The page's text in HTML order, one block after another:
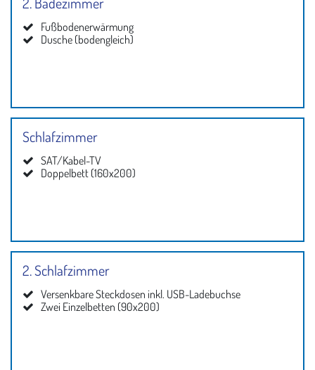
Fußbodenerwärmung
Dusche (bodengleich)
Schlafzimmer
SAT/Kabel-TV
Doppelbett (160x200)
2. Schlafzimmer
Versenkbare Steckdosen inkl. USB-Ladebuchse
Zwei Einzelbetten (90x200)